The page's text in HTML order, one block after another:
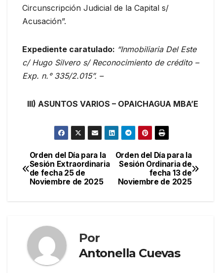
Circunscripción Judicial de la Capital s/
Acusación”.
Expediente caratulado: “Inmobiliaria Del Este
c/ Hugo Silvero s/ Reconocimiento de crédito –
Exp. n.° 335/2.015”. –
III) ASUNTOS VARIOS – OPAICHAGUA MBA’E
Navegación
de
Orden del Día para la
Sesión Ordinaria de
fecha 13 de
Noviembre de 2025
Orden del Día para la
Sesión Extraordinaria
de fecha 25 de
Noviembre de 2025
Por
Antonella Cuevas